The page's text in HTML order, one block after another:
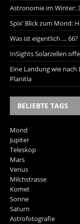
Astronomie im Winter:
Spix‘ Blick zum Mond:
Was ist eigentlich … 66?
InSights Solarzellen
Eine Landung wie
Planitia
BELIEBTE TAGS
Mond
Jupiter
Teleskop
Mars
Venus
Milchstrasse
Komet
Sonne
Saturn
Astrofotografie